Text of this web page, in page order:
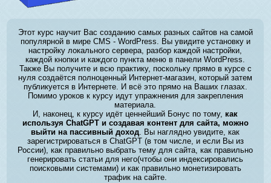
Этот курс научит Вас созданию самых разных сайтов на самой
популярной в мире CMS - WordPress. Вы увидите установку и
настройку локального сервера, разбор каждой настройки,
каждой кнопки и каждого пункта меню в панели WordPress.
Также Вы получите и всю практику, поскольку прямо в курсе с
нуля создаётся полноценный Интернет-магазин, который затем
публикуется в Интернете. И всё это прямо на Ваших глазах.
Помимо уроков к курсу идут упражнения для закрепления
материала.
И, наконец, к курсу идёт ценнейший Бонус по тому,как
используя ChatGPT и создавая контент для сайта, можно
выйти на пассивный доход. Вы наглядно увидите, как
зарегистрироваться в ChatGPT (в том числе, и если Вы из
России), как правильно выбрать тему для сайта, как правильно
генерировать статьи для него(чтобы они индексировались
поисковыми системами) и как правильно монетизировать
трафик на сайте.